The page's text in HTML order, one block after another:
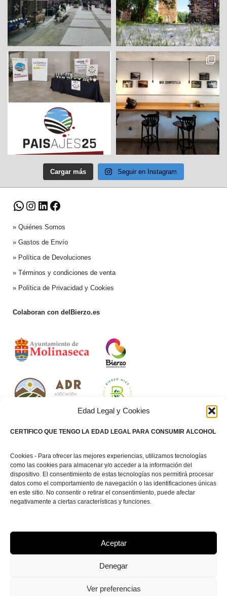
Edad Legal y Cookies
CERTIFICO QUE TENGO LA EDAD LEGAL PARA CONSUMIR ALCOHOL
Cookies - Para ofrecer las mejores experiencias, utilizamos tecnologías
como las cookies para almacenar y/o acceder a la información del
dispositivo. El consentimiento de estas tecnologías nos permitirá procesar
datos como el comportamiento de navegación o las identificaciones únicas
en este sitio. No consentir o retirar el consentimiento, puede afectar
negativamente a ciertas características y funciones.
Aceptar
Denegar
Ver preferencias
Cargar más Seguir en Instagram
» Quiénes Somos
» Gastos de Envío
» Política de Devoluciones
» Términos y condiciones de venta
» Política de Privacidad y Cookies
Colaboran con delBierzo.es